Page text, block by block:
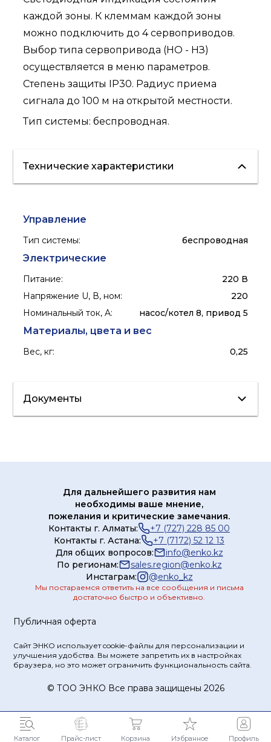
Каталог Прайс-лист Корзина Избранное Профиль
каждой зоны. К клеммам каждой зоны
можно подключить до 4 сервоприводов.
Выбор типа сервопривода (НО - НЗ)
осуществляется в меню параметров.
Степень защиты IP30. Радиус приема
сигнала до 100 м на открытой местности.
Тип системы: беспроводная.
Технические характеристики
Управление
Тип системы: беспроводная
Электрические
Питание:
220 В
Напряжение U, В, ном:
220
Номинальный ток, A: насос/котел 8, привод 5
Материалы, цвета и вес
Вес, кг: 0,25
Документы
Публичная оферта
Сайт ЭНКО использует cookie-файлы для персонализации и
улучшения удобства. Вы можете запретить их в настройках
браузера, но это может ограничить функциональность сайта.
© ТOO ЭНКО Все права защищены 2026
Для дальнейшего развития нам
необходимы ваше мнение,
пожелания и критические замечания.
Контакты г. Алматы:
+7 (727) 228 85 00
Контакты г. Астана:
+7 (7172) 52 12 13
Для общих вопросов:
info@enko.kz
По регионам:
sales.region@enko.kz
Инстаграм:
@enko_kz
Мы постараемся ответить на все сообщения и письма
достаточно быстро и объективно.